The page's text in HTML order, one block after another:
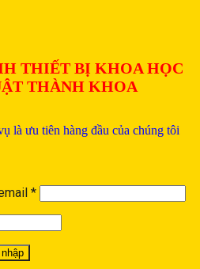
THIẾT BỊ KHOA HỌC
THÀNH KHOA
là ưu tiên hàng đầu của chúng tôi
*